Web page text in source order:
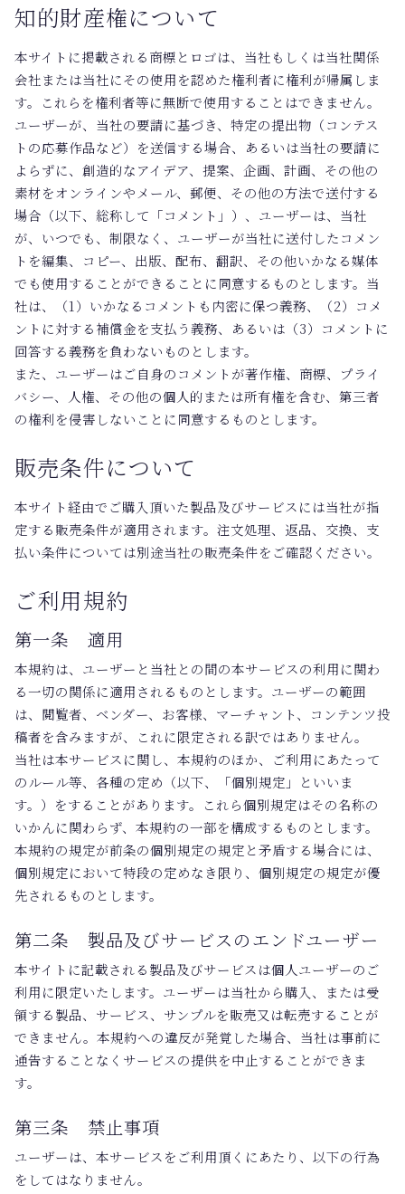
知的財産権について
本サイトに掲載される商標とロゴは、当社もしくは当社関係
会社または当社にその使用を認めた権利者に権利が帰属しま
す。これらを権利者等に無断で使用することはできません。
ユーザーが、当社の要請に基づき、特定の提出物（コンテス
トの応募作品など）を送信する場合、あるいは当社の要請に
よらずに、創造的なアイデア、提案、企画、計画、その他の
素材をオンラインやメール、郵便、その他の方法で送付する
場合（以下、総称して「コメント」）、ユーザーは、当社
が、いつでも、制限なく、ユーザーが当社に送付したコメン
トを編集、コピー、出版、配布、翻訳、その他いかなる媒体
でも使用することができることに同意するものとします。当
社は、（1）いかなるコメントも内密に保つ義務、（2）コメ
ントに対する補償金を支払う義務、あるいは（3）コメントに
回答する義務を負わないものとします。
また、ユーザーはご自身のコメントが著作権、商標、プライ
バシー、人権、その他の個人的または所有権を含む、第三者
の権利を侵害しないことに同意するものとします。
販売条件について
本サイト経由でご購入頂いた製品及びサービスには当社が指
定する販売条件が適用されます。注文処理、返品、交換、支
払い条件については別途当社の販売条件をご確認ください。
ご利用規約
第一条 適用
本規約は、ユーザーと当社との間の本サービスの利用に関わ
る一切の関係に適用されるものとします。ユーザーの範囲
は、閲覧者、ベンダー、お客様、マーチャント、コンテンツ投
稿者を含みますが、これに限定される訳ではありません。
当社は本サービスに関し、本規約のほか、ご利用にあたって
のルール等、各種の定め（以下、「個別規定」といいま
す。）をすることがあります。これら個別規定はその名称の
いかんに関わらず、本規約の一部を構成するものとします。
本規約の規定が前条の個別規定の規定と矛盾する場合には、
個別規定において特段の定めなき限り、個別規定の規定が優
先されるものとします。
第二条 製品及びサービスのエンドユーザー
本サイトに記載される製品及びサービスは個人ユーザーのご
利用に限定いたします。ユーザーは当社から購入、または受
領する製品、サービス、サンプルを販売又は転売することが
できません。本規約への違反が発覚した場合、当社は事前に
通告することなくサービスの提供を中止することができま
す。
第三条 禁止事項
ユーザーは、本サービスをご利用頂くにあたり、以下の行為
をしてはなりません。